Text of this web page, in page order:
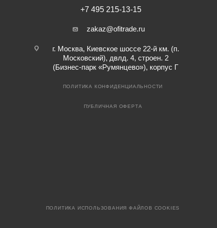
+7 495 215-13-15
zakaz@ofitrade.ru
г. Москва, Киевское шоссе 22-й км. (п.
Московский), двлд. 4, строен. 2
(Бизнес-парк «Румянцево»), корпус Г
ПОЛИТИКА КОНФИДЕНЦИАЛЬНОСТИ
ПУБЛИЧНАЯ ОФЕРТА
ПОЛИТИКА ИСПОЛЬЗОВАНИЯ ФАЙЛОВ COOKIES